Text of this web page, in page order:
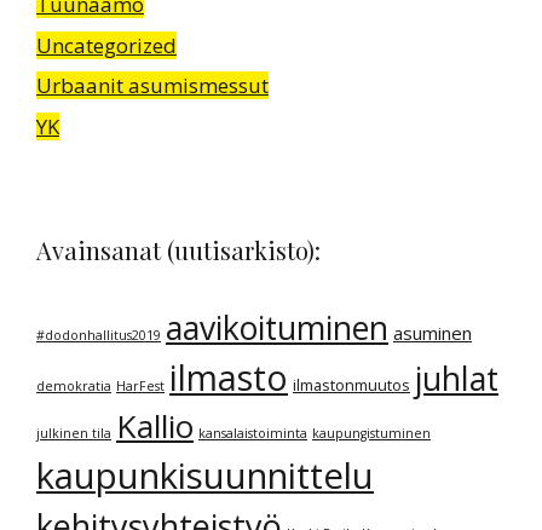
Uncategorized
Urbaanit asumismessut
YK
Avainsanat (uutisarkisto):
#dodonhallitus2019 aavikoituminen asuminen
demokratia HarFest ilmasto ilmastonmuutos juhlat
julkinen tila Kallio kansalaistoiminta kaupungistuminen
kaupunkisuunnittelu